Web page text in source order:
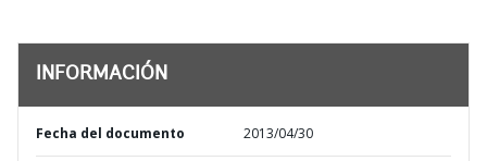
INFORMACIÓN
Fecha del documento 2013/04/30